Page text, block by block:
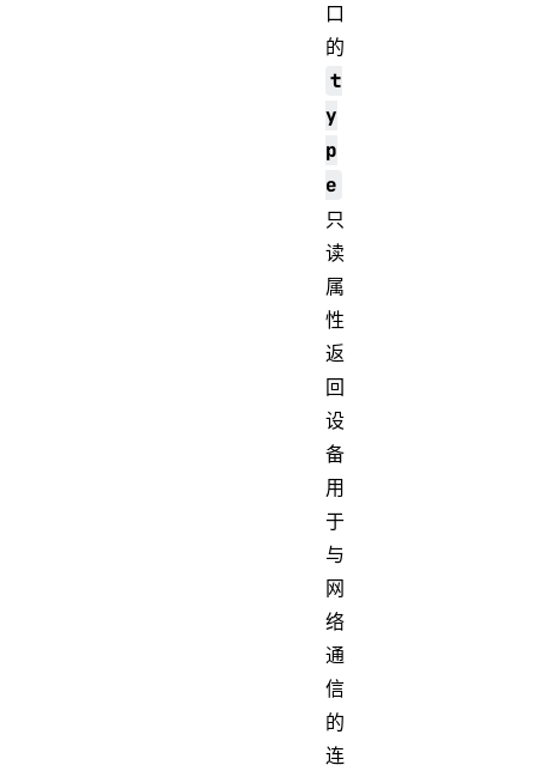
口
的
t
y
p
e
只
读
属
性
返
回
设
备
用
于
与
网
络
通
信
的
连